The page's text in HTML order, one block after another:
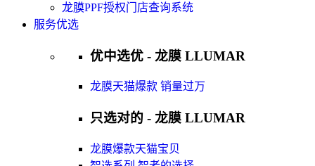
龙膜PPF授权门店查询系统
服务优选
优中选优 - 龙膜 LLUMAR
龙膜天猫爆款 销量过万
只选对的 - 龙膜 LLUMAR
龙膜爆款天猫宝贝